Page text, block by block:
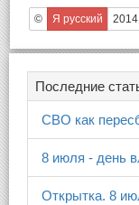
© Я русский
Последние
СВО как
8 июля - день
Открытка. 8